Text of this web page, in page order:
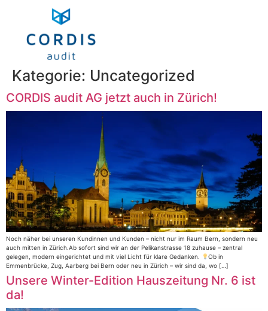
Kategorie: Uncategorized
CORDIS audit AG jetzt auch in Zürich!
Noch näher bei unseren Kundinnen und Kunden – nicht nur im Raum Bern, sondern neu
auch mitten in Zürich.Ab sofort sind wir an der Pelikanstrasse 18 zuhause – zentral
gelegen, modern eingerichtet und mit viel Licht für klare Gedanken.
Ob in
Emmenbrücke, Zug, Aarberg bei Bern oder neu in Zürich – wir sind da, wo […]
Unsere Winter-Edition Hauszeitung Nr. 6 ist
da!